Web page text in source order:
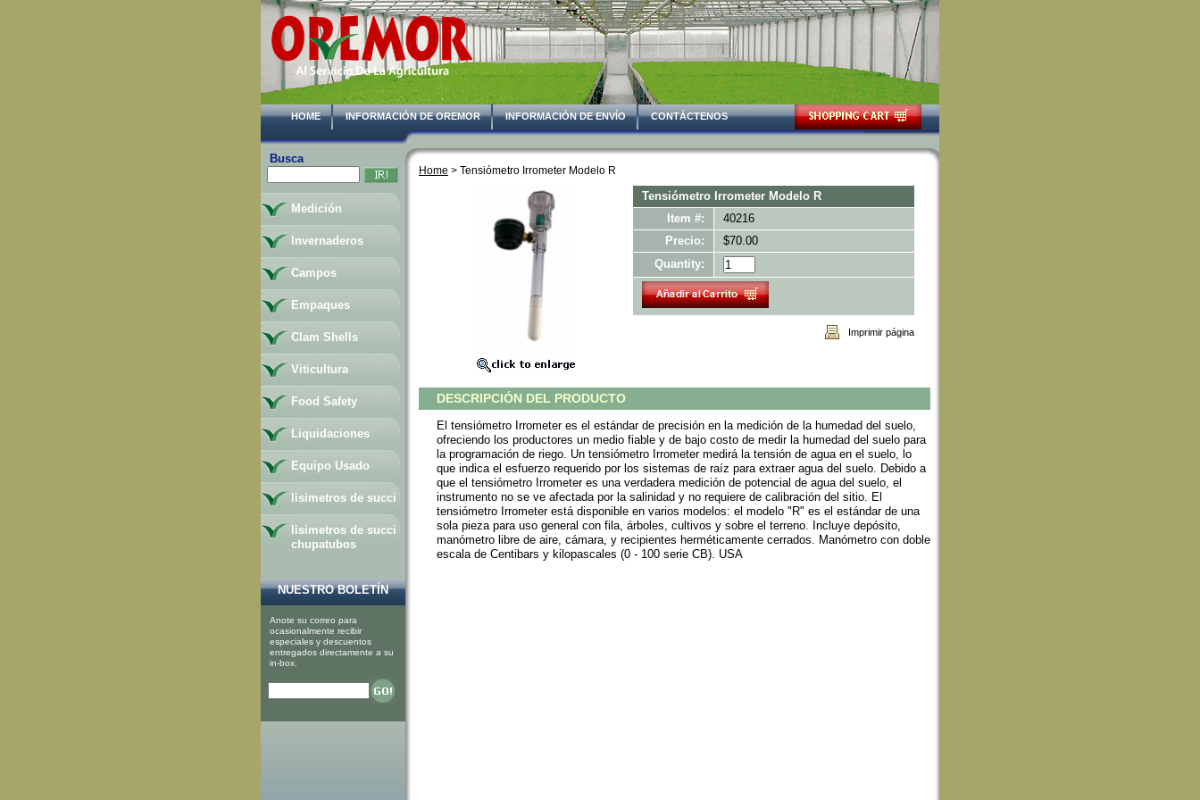
HOME INFORMACIÓN DE OREMOR INFORMACIÓN DE ENVÍO CONTÁCTENOS
Home > Tensiómetro Irrometer Modelo R
Tensiómetro Irrometer Modelo R
Item #:
40216
Precio:
$70.00
Quantity:
Imprimir página
DESCRIPCIÓN DEL PRODUCTO
El tensiómetro Irrometer es el estándar de precisión en la medición de la humedad del suelo,
ofreciendo los productores un medio fiable y de bajo costo de medir la humedad del suelo para
la programación de riego. Un tensiómetro Irrometer medirá la tensión de agua en el suelo, lo
que indica el esfuerzo requerido por los sistemas de raíz para extraer agua del suelo. Debido a
que el tensiómetro Irrometer es una verdadera medición de potencial de agua del suelo, el
instrumento no se ve afectada por la salinidad y no requiere de calibración del sitio. El
tensiómetro Irrometer está disponible en varios modelos: el modelo "R" es el estándar de una
sola pieza para uso general con fila, árboles, cultivos y sobre el terreno. Incluye depósito,
manómetro libre de aire, cámara, y recipientes herméticamente cerrados. Manómetro con doble
escala de Centibars y kilopascales (0 - 100 serie CB). USA
Busca
Medición
Invernaderos
Campos
Empaques
Clam Shells
Viticultura
Food Safety
Liquidaciones
Equipo Usado
lisimetros de succi
lisimetros de succi
chupatubos
NUESTRO BOLETÍN
Anote su correo para
ocasionalmente recibir
especiales y descuentos
entregados directamente a su
in-box.